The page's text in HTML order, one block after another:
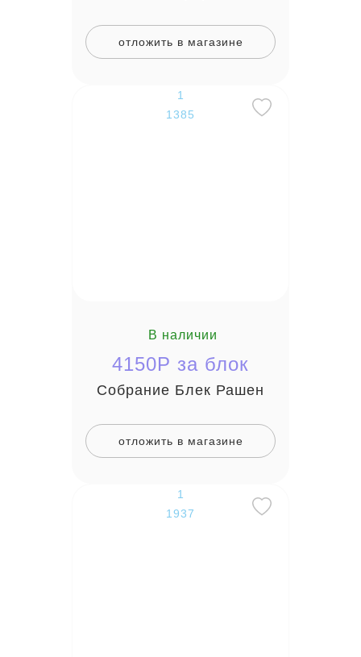
отложить в магазине
1
1385
В наличии
4150P за блок
Собрание Блек Рашен
отложить в магазине
1
1937